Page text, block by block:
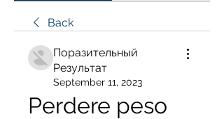
Back
Поразительный
Результат
September 11, 2023
Perdere peso